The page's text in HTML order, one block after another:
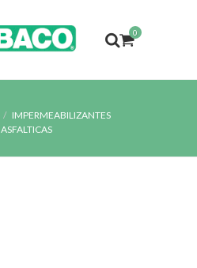
0
IMPERMEABILIZANTES
ASFALTICAS